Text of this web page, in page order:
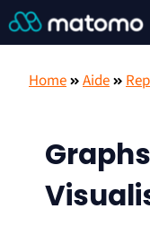
Home Aide